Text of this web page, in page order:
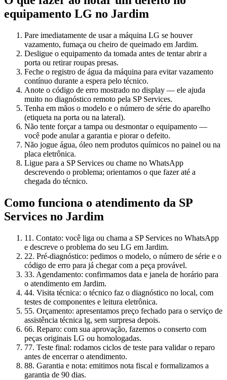
equipamento LG no Jardim
Pare imediatamente de usar a máquina LG se houver
vazamento, fumaça ou cheiro de queimado em Jardim.
Desligue o equipamento da tomada antes de tentar abrir a
porta ou retirar roupas presas.
Feche o registro de água da máquina para evitar vazamento
contínuo durante a espera pelo técnico.
Anote o código de erro mostrado no display — ele ajuda
muito no diagnóstico remoto pela SP Services.
Tenha em mãos o modelo e o número de série do aparelho
(etiqueta na porta ou na lateral).
Não tente forçar a tampa ou desmontar o equipamento —
você pode anular a garantia e piorar o defeito.
Não jogue água, óleo nem produtos químicos no painel ou na
placa eletrônica.
Ligue para a SP Services ou chame no WhatsApp
descrevendo o problema; orientamos o que fazer até a
chegada do técnico.
Como funciona o atendimento da SP
Services no Jardim
11. Contato: você liga ou chama a SP Services no WhatsApp
e descreve o problema do seu LG em Jardim.
22. Pré-diagnóstico: pedimos o modelo, o número de série e o
código de erro para já chegar com a peça provável.
33. Agendamento: confirmamos data e janela de horário para
o atendimento em Jardim.
44. Visita técnica: o técnico faz o diagnóstico no local, com
testes de componentes e leitura eletrônica.
55. Orçamento: apresentamos preço fechado para o serviço de
assistência técnica lg, sem surpresa depois.
66. Reparo: com sua aprovação, fazemos o conserto com
peças originais LG ou homologadas.
77. Teste final: rodamos ciclos de teste para validar o reparo
antes de encerrar o atendimento.
88. Garantia e nota: emitimos nota fiscal e formalizamos a
garantia de 90 dias.